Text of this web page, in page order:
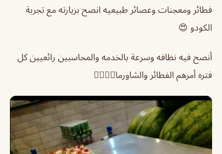
فطائر ومعجنات وعصائر طبيعيه انصح بزيارته مع تجربة
الكودو 😍
أنصح فيه نظافه وسرعة بالخدمه والمحاسبين رائعيين كل
فتره أمرهم الفطائر والشاورما👍🏻👍🏻